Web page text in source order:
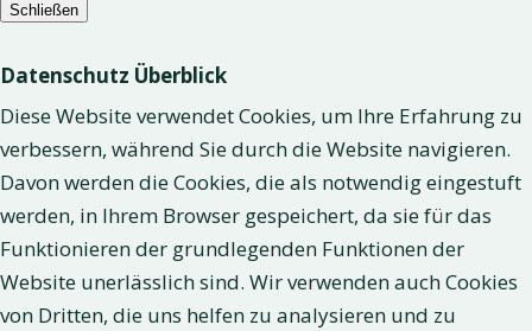
Schließen
Datenschutz Überblick
Diese Website verwendet Cookies, um Ihre Erfahrung zu
verbessern, während Sie durch die Website navigieren.
Davon werden die Cookies, die als notwendig eingestuft
werden, in Ihrem Browser gespeichert, da sie für das
Funktionieren der grundlegenden Funktionen der
Website unerlässlich sind. Wir verwenden auch Cookies
von Dritten, die uns helfen zu analysieren und zu